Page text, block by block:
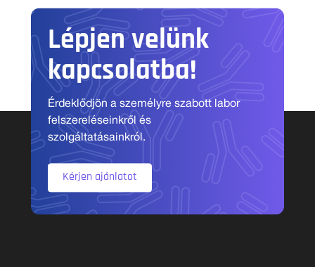
Lépjen velünk
kapcsolatba!
Érdeklődjön a személyre szabott labor
felszereléseinkről és
szolgáltatásainkról.
Kérjen ajánlatot